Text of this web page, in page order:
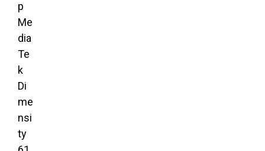
р
Me
dia
Te
k
Di
me
nsi
ty